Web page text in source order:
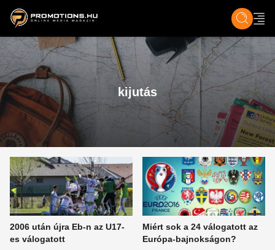
ZENE, FILM & KULT ÉLET TECH &
kijutás
2006 után újra Eb-n az U17-
es válogatott
Miért sok a 24 válogatott az
Európa-bajnokságon?